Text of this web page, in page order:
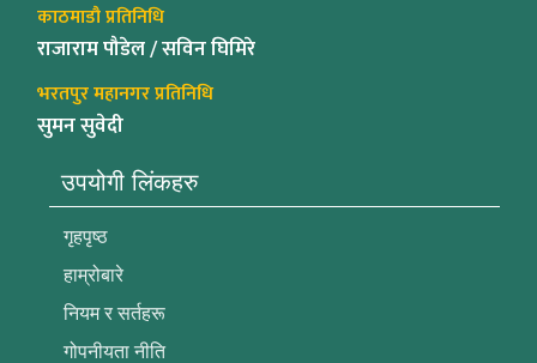
काठमाडौ प्रतिनिधि
राजाराम पौडेल / सविन घिमिरे
भरतपुर महानगर प्रतिनिधि
सुमन सुवेदी
उपयोगी लिंकहरु
गृहपृष्ठ
हाम्रोबारे
नियम र सर्तहरू
गोपनीयता नीति